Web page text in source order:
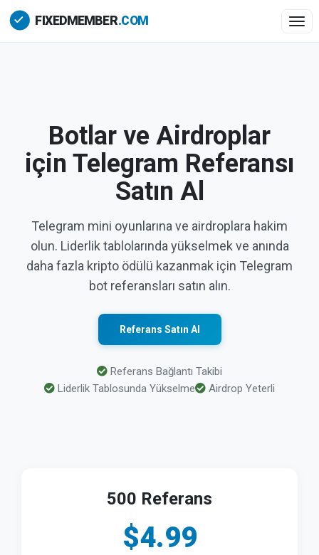
Botlar ve Airdroplar
için Telegram Referansı
Satın Al
Telegram mini oyunlarına ve airdroplara hakim
olun. Liderlik tablolarında yükselmek ve anında
daha fazla kripto ödülü kazanmak için Telegram
bot referansları satın alın.
Referans Satın Al
Referans Bağlantı Takibi
Liderlik Tablosunda Yükselme
Airdrop Yeterli
500 Referans
$4.99